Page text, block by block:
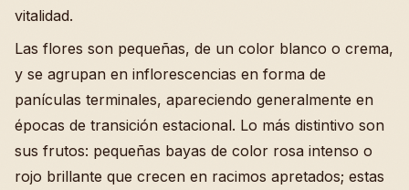
vitalidad.
Las flores son pequeñas, de un color blanco o crema,
y se agrupan en inflorescencias en forma de
panículas terminales, apareciendo generalmente en
épocas de transición estacional. Lo más distintivo son
sus frutos: pequeñas bayas de color rosa intenso o
rojo brillante que crecen en racimos apretados; estas